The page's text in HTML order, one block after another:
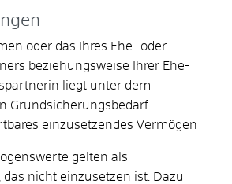
oder das Ihres Ehe- oder
beziehungsweise Ihrer Ehe-
liegt unter dem
Grundsicherungsbedarf
einzusetzendes Vermögen
gelten als
nicht einzusetzen ist. Dazu